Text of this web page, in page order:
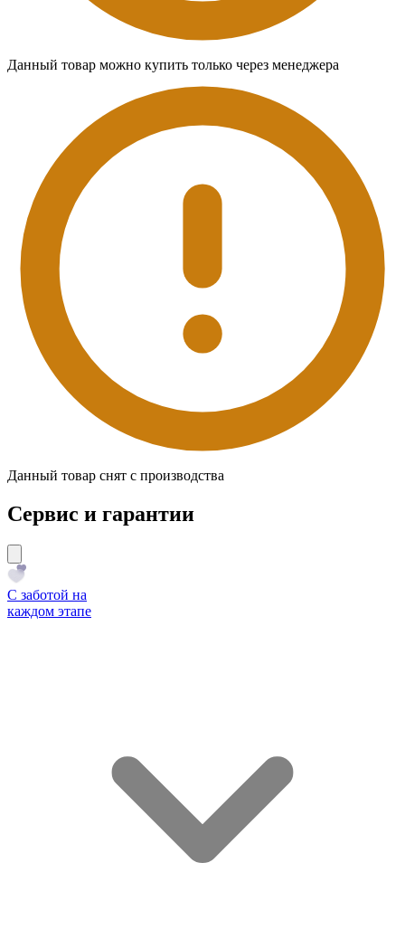
Данный товар можно купить только через менеджера
Данный товар снят с производства
Сервис и гарантии
С заботой на
каждом этапе